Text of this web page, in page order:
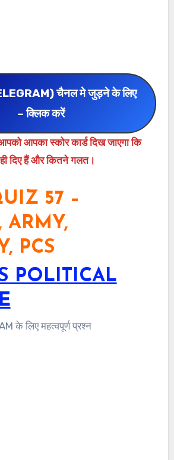
चैनल मे जुड़ने के लिए
– क्लिक करें
आपका स्कोर कार्ड दिख जाएगा कि
दिए हैं और कितने गलत।
57 –
ARMY,
PCS
POLITICAL
के लिए महत्वपूर्ण प्रश्न